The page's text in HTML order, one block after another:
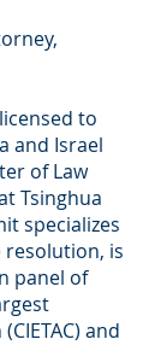
to
and Israel
of Law
Tsinghua
specializes
is
panel of
and